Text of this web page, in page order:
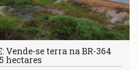
Vende-se terra na BR-364
hectares